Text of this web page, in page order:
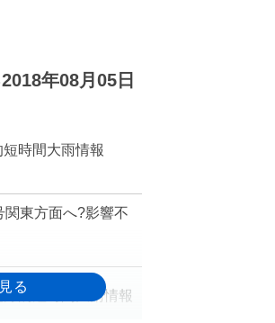
年08月05日
時間大雨情報
東方面へ?影響不
録的短時間大雨情報